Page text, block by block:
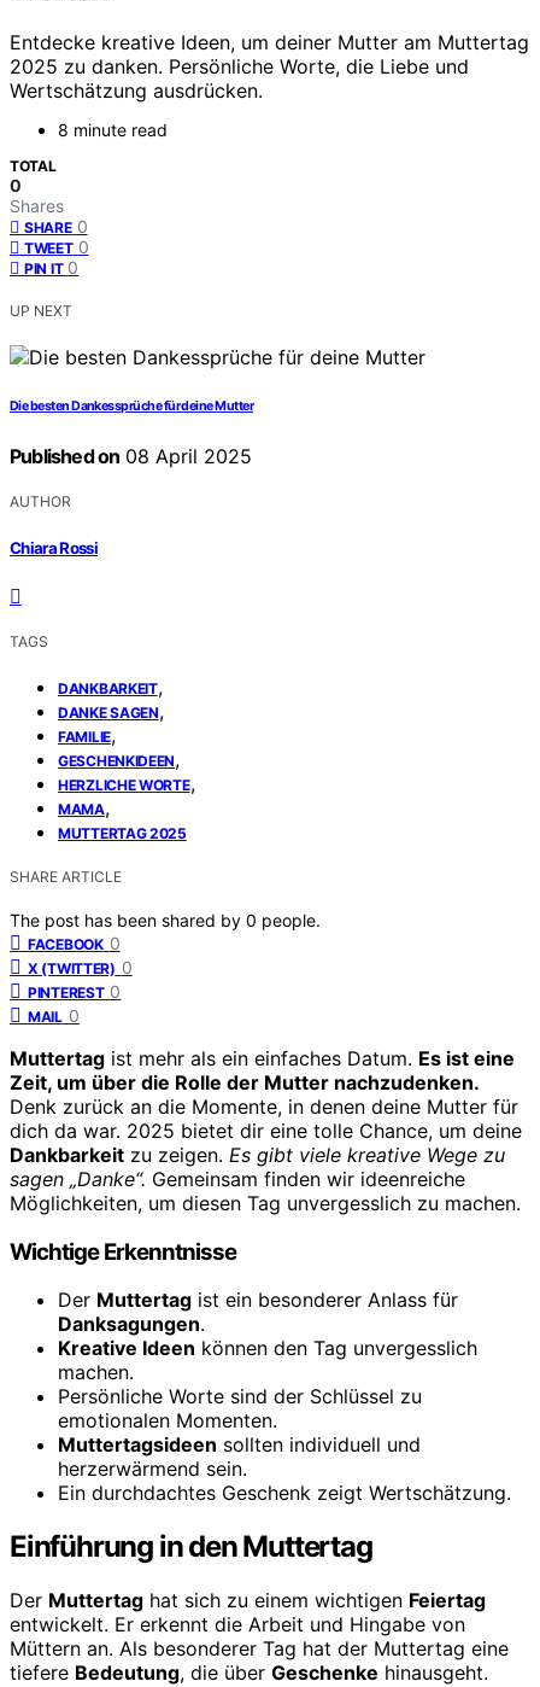
Entdecke kreative Ideen, um deiner Mutter am Muttertag
2025 zu danken. Persönliche Worte, die Liebe und
Wertschätzung ausdrücken.
8 minute read
TOTAL
0
Shares
SHARE 0
TWEET 0
PIN IT 0
UP NEXT
Die besten Dankessprüche für deine Mutter
Published on 08 April 2025
AUTHOR
Chiara Rossi
TAGS
DANKBARKEIT,
DANKE SAGEN,
FAMILIE,
GESCHENKIDEEN,
HERZLICHE WORTE,
MAMA,
MUTTERTAG 2025
SHARE ARTICLE
The post has been shared by 0 people.
FACEBOOK 0
X (TWITTER) 0
PINTEREST 0
MAIL 0
Muttertag ist mehr als ein einfaches Datum. Es ist eine
Zeit, um über die Rolle der Mutter nachzudenken.
Denk zurück an die Momente, in denen deine Mutter für
dich da war. 2025 bietet dir eine tolle Chance, um deine
Dankbarkeit zu zeigen. Es gibt viele kreative Wege zu
sagen „Danke“. Gemeinsam finden wir ideenreiche
Möglichkeiten, um diesen Tag unvergesslich zu machen.
Wichtige Erkenntnisse
Der Muttertag ist ein besonderer Anlass für
Danksagungen.
Kreative Ideen können den Tag unvergesslich
machen.
Persönliche Worte sind der Schlüssel zu
emotionalen Momenten.
Muttertagsideen sollten individuell und
herzerwärmend sein.
Ein durchdachtes Geschenk zeigt Wertschätzung.
Einführung in den Muttertag
Der Muttertag hat sich zu einem wichtigen Feiertag
entwickelt. Er erkennt die Arbeit und Hingabe von
Müttern an. Als besonderer Tag hat der Muttertag eine
tiefere Bedeutung, die über Geschenke hinausgeht.